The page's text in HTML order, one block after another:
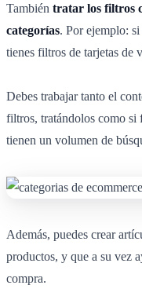
También tratar los filtros
categorías. Por ejemplo:
tienes filtros de tarjetas de
Debes trabajar tanto el
filtros, tratándolos como si
tienen un volumen de
Además, puedes crear
productos, y que a su vez
compra.